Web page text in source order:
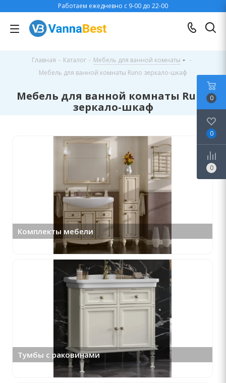
Работаем ежедневно с 9-00 до 22-00
Главная - Каталог - Мебель для ванной комнаты
-
Мебель для ванной комнаты Runo зеркало-шкаф
Мебель для ванной комнаты Runo
зеркало-шкаф
Комплекты мебели
Тумбы с раковинами
0
0
0